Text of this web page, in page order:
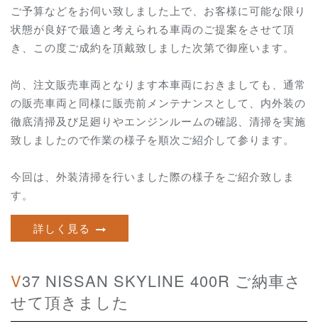
ご予算などをお伺い致しました上で、お客様に可能な限り
状態が良好で最適と考えられる車両のご提案をさせて頂
き、この度ご成約を頂戴致しました次第で御座います。
尚、注文販売車両となります本車両におきましても、通常
の販売車両と同様に販売前メンテナンスとして、内外装の
徹底清掃及び足廻りやエンジンルームの確認、清掃を実施
致しましたので作業の様子を順次ご紹介して参ります。
今回は、外装清掃を行いました際の様子をご紹介致しま
す。
詳しく見る
V37 NISSAN SKYLINE 400R ご納車さ
せて頂きました